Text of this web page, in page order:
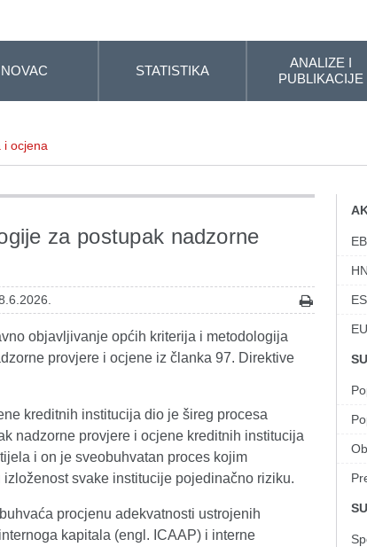
NOVAC STATISTIKA
ANALIZE I
PUBLIKACIJE
i ocjena
za postupak nadzorne
objavljivanje općih kriterija i metodologija
provjere i ocjene iz članka 97. Direktive
kreditnih institucija dio je šireg procesa
nadzorne provjere i ocjene kreditnih institucija
i on je sveobuhvatan proces kojim
svake institucije pojedinačno riziku.
procjenu adekvatnosti ustrojenih
kapitala (engl. ICAAP) i interne